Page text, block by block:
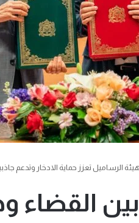
الرساميل تعزز حماية الادخار وتدعم
القضاء